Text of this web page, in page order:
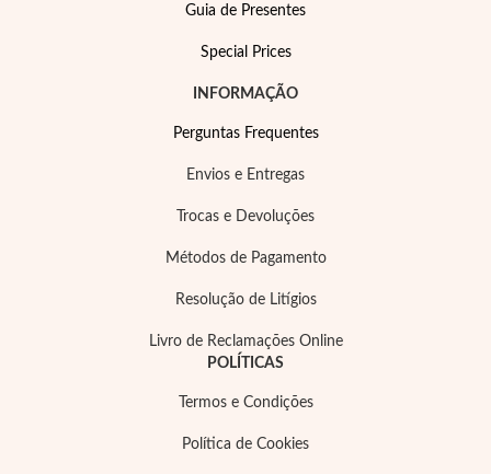
Guia de Presentes
Special Prices
INFORMAÇÃO
Perguntas Frequentes
Envios e Entregas
Trocas e Devoluções
Métodos de Pagamento
Resolução de Litígios
Livro de Reclamações Online
POLÍTICAS
Termos e Condições
Política de Cookies